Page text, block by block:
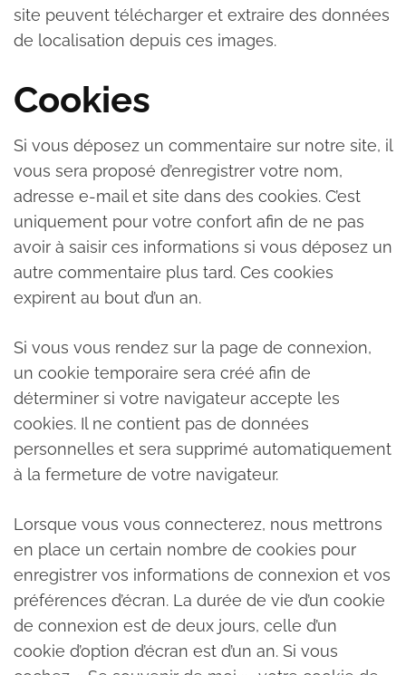
site peuvent télécharger et extraire des données
de localisation depuis ces images.
Cookies
Si vous déposez un commentaire sur notre site, il
vous sera proposé d’enregistrer votre nom,
adresse e-mail et site dans des cookies. C’est
uniquement pour votre confort afin de ne pas
avoir à saisir ces informations si vous déposez un
autre commentaire plus tard. Ces cookies
expirent au bout d’un an.
Si vous vous rendez sur la page de connexion,
un cookie temporaire sera créé afin de
déterminer si votre navigateur accepte les
cookies. Il ne contient pas de données
personnelles et sera supprimé automatiquement
à la fermeture de votre navigateur.
Lorsque vous vous connecterez, nous mettrons
en place un certain nombre de cookies pour
enregistrer vos informations de connexion et vos
préférences d’écran. La durée de vie d’un cookie
de connexion est de deux jours, celle d’un
cookie d’option d’écran est d’un an. Si vous